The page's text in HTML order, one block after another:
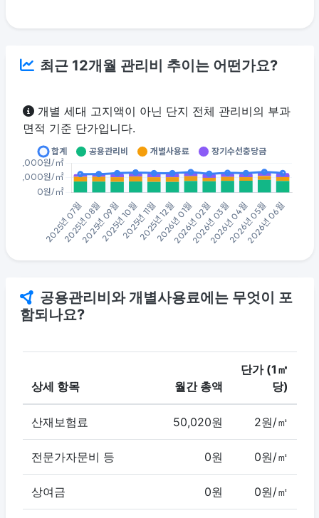
최근 12개월 관리비 추이는 어떤가요?
개별 세대 고지액이 아닌 단지 전체 관리비의 부과
면적 기준 단가입니다.
공용관리비와 개별사용료에는 무엇이 포
함되나요?
상세 항목 월간 총액
단가 (1㎡
당)
산재보험료 50,020원 2원/㎡
전문가자문비 등 0원 0원/㎡
상여금 0원 0원/㎡